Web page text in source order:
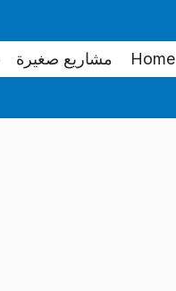
Home مشاريع صغيرة